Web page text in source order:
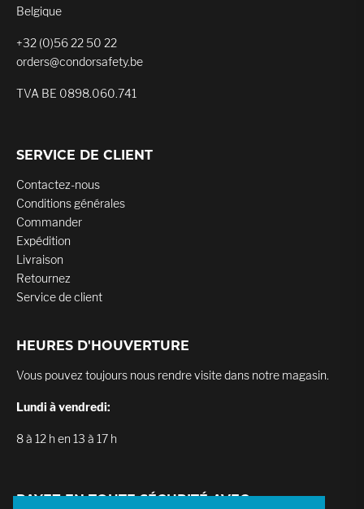
Belgique
+32 (0)56 22 50 22
orders@condorsafety.be
TVA BE 0898.060.741
SERVICE DE CLIENT
Contactez-nous
Conditions générales
Commander
Expédition
Livraison
Retournez
Service de client
HEURES D'HOUVERTURE
Vous pouvez toujours nous rendre visite dans notre magasin.
Lundi à vendredi:
8 à 12 h en 13 à 17 h
PAYEZ EN TOUTE SÉCURITÉ AVEC